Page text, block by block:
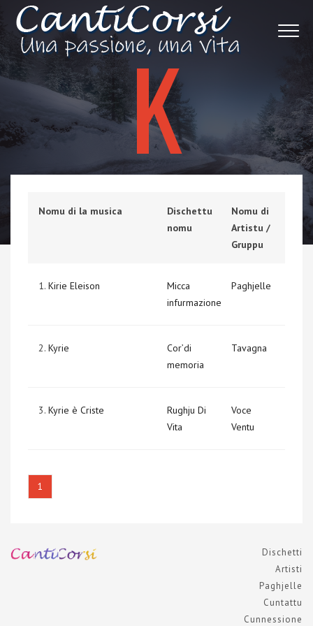
K
Nomu di la musica
Dischettu
nomu
Nomu di
Artistu /
Gruppu
1. Kirie Eleison
Micca
infurmazione
Paghjelle
2. Kyrie
Cor’di
memoria
Tavagna
3. Kyrie è Criste
Rughju Di
Vita
Voce
Ventu
1
Dischetti
Artisti
Paghjelle
Cuntattu
Cunnessione